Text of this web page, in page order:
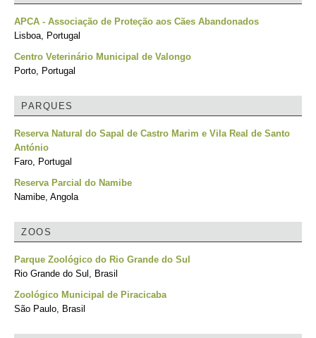
APCA - Associação de Proteção aos Cães Abandonados
Lisboa, Portugal
Centro Veterinário Municipal de Valongo
Porto, Portugal
PARQUES
Reserva Natural do Sapal de Castro Marim e Vila Real de Santo
António
Faro, Portugal
Reserva Parcial do Namibe
Namibe, Angola
ZOOS
Parque Zoológico do Rio Grande do Sul
Rio Grande do Sul, Brasil
Zoológico Municipal de Piracicaba
São Paulo, Brasil